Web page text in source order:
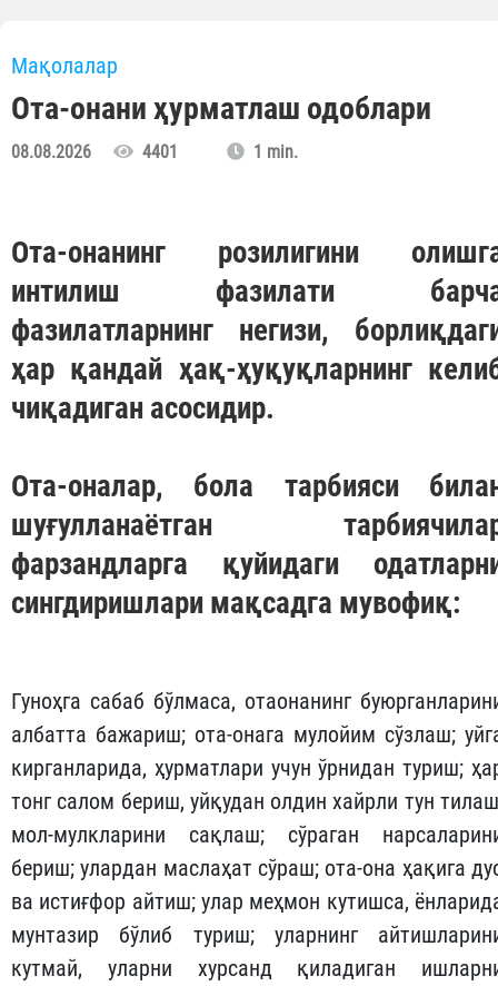
Мақолалар
Ота-онани ҳурматлаш одоблари
08.08.2026 4401 1 min.
Ота-онанинг розилигини
интилиш фазилати
фазилатларнинг негизи,
ҳар қандай ҳақ-ҳуқуқларнинг
Ота-оналар, бола тарбияси
шуғулланаётган
фарзандларга қуйидаги
сингдиришлари мақсадга мувофиқ:
Гуноҳга сабаб бўлмаса, отаонанинг